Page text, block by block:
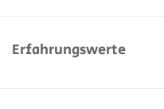
Erfahrungswerte